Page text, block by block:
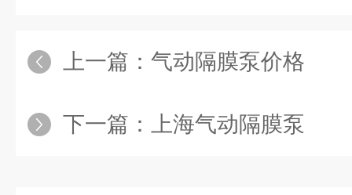
上一篇： 气动隔膜泵价格
下一篇： 上海气动隔膜泵